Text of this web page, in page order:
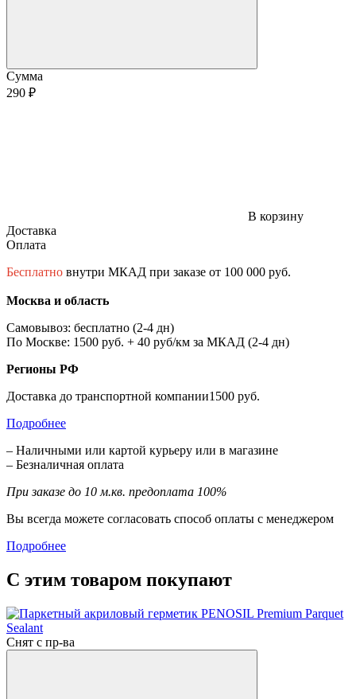
Сумма
290 ₽
В корзину
Доставка
Оплата
Бесплатно внутри МКАД при заказе от 100 000 руб.
Москва и область
Самовывоз: бесплатно (2-4 дн)
По Москве: 1500 руб. + 40 руб/км за МКАД (2-4 дн)
Регионы РФ
Доставка до транспортной компании1500 руб.
Подробнее
– Наличными или картой курьеру или в магазине
– Безналичная оплата
При заказе до 10 м.кв. предоплата 100%
Вы всегда можете согласовать способ оплаты с менеджером
Подробнее
С этим товаром покупают
Снят с пр-ва